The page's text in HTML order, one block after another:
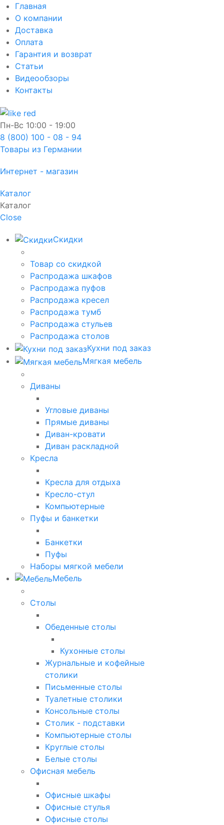
Главная
О компании
Доставка
Оплата
Гарантия и возврат
Статьи
Видеообзоры
Контакты
Пн-Вс 10:00 - 19:00
8 (800) 100 - 08 - 94
Товары из Германии
Интернет - магазин
Каталог
Каталог
Close
Скидки
Товар со скидкой
Распродажа шкафов
Распродажа пуфов
Распродажа кресел
Распродажа тумб
Распродажа стульев
Распродажа столов
Кухни под заказ
Мягкая мебель
Диваны
Угловые диваны
Прямые диваны
Диван-кровати
Диван раскладной
Кресла
Кресла для отдыха
Кресло-стул
Компьютерные
Пуфы и банкетки
Банкетки
Пуфы
Наборы мягкой мебели
Мебель
Столы
Обеденные столы
Кухонные столы
Журнальные и кофейные
столики
Письменные столы
Туалетные столики
Консольные столы
Столик - подставки
Компьютерные столы
Круглые столы
Белые столы
Офисная мебель
Офисные шкафы
Офисные стулья
Офисные столы